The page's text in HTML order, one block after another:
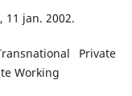
11 jan. 2002.
Private
Working